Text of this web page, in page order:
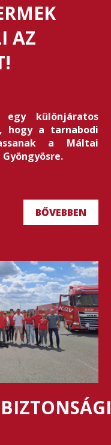
AZ
egy különjáratos
hogy a tarnabodi
a Máltai
BŐVEBBEN